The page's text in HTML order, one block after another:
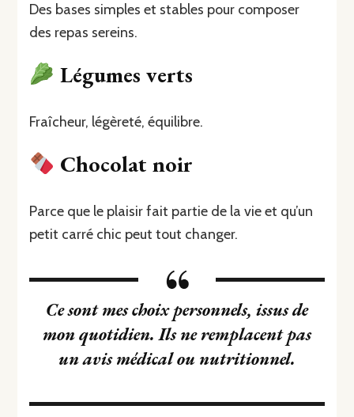
Des bases simples et stables pour composer
des repas sereins.
Légumes verts
Fraîcheur, légèreté, équilibre.
Chocolat noir
Parce que le plaisir fait partie de la vie et qu’un
petit carré chic peut tout changer.
Ce sont mes choix personnels, issus de
mon quotidien. Ils ne remplacent pas
un avis médical ou nutritionnel.